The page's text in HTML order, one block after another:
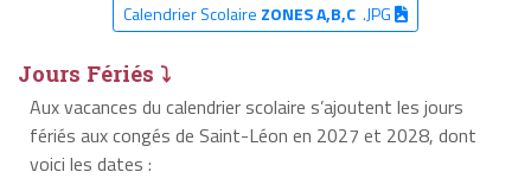
Calendrier Scolaire ZONES A,B,C.JPG
Jours Fériés ⤵
Aux vacances du calendrier scolaire s’ajoutent les jours
fériés aux congés de Saint-Léon en 2027 et 2028, dont
voici les dates :